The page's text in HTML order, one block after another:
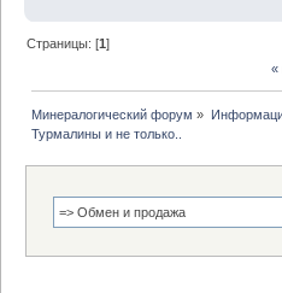
Страницы: [1]
«
Минералогический форум »
Турмалины и не только..